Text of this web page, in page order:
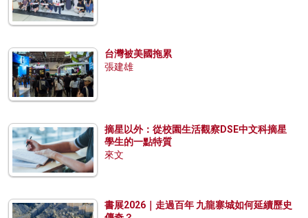
台灣被美國拖累
張建雄
摘星以外：從校園生活觀察DSE中文科摘星
學生的一點特質
來文
書展2026｜走過百年 九龍寨城如何延續歷史